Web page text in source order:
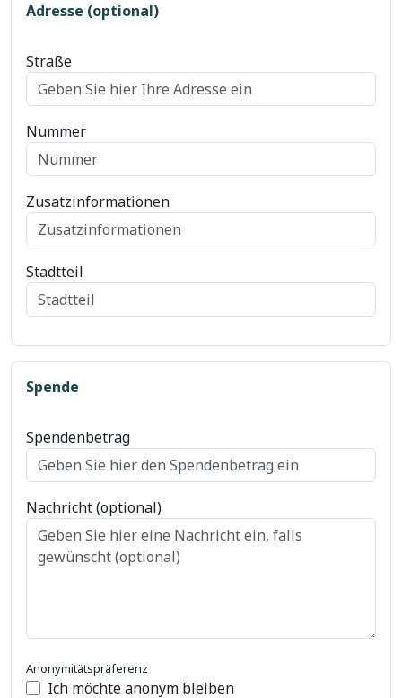
Adresse (optional)
Straße
Nummer
Zusatzinformationen
Stadtteil
Spende
Spendenbetrag
Nachricht (optional)
Anonymitätspräferenz
Ich möchte anonym bleiben